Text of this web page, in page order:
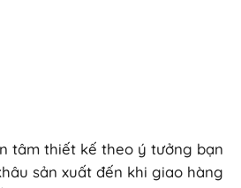
tâm thiết kế theo ý tưởng bạn
sản xuất đến khi giao hàng